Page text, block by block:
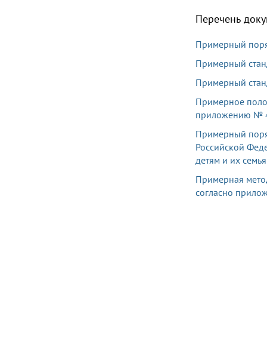
Перечень
Примерный
Примерный
Примерный
Примерное
приложению №
Примерный
Российской
детям и их
Примерная
согласно